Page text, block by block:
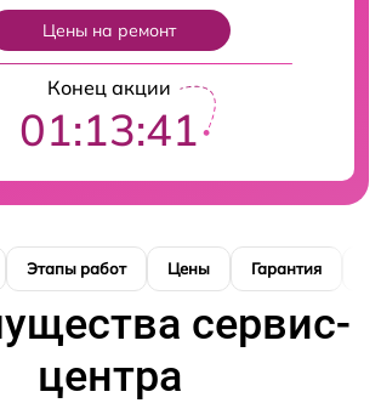
Цены на ремонт
Конец акции
01:13:40
Этапы работ Цены Гарантия
сервис-
центра